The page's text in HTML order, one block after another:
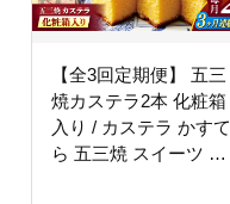
【全3回定期便】 五三
焼カステラ2本 化粧箱
入り / カステラ かすて
ら 五三焼 スイーツ 菓